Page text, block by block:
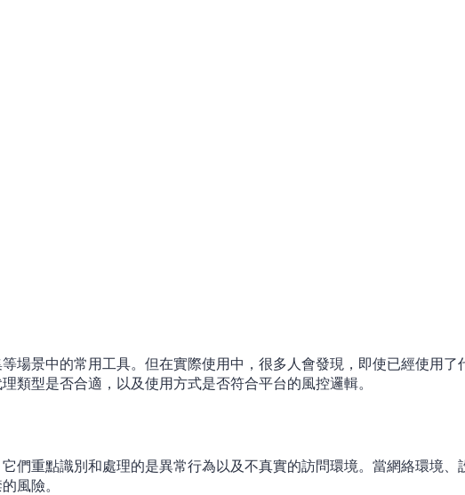
場景中的常用工具。但在實際使用中，很多人會發現，即使已經使用
類型是否合適，以及使用方式是否符合平台的風控邏輯。
們重點識別和處理的是異常行為以及不真實的訪問環境。當網絡環境
風險。